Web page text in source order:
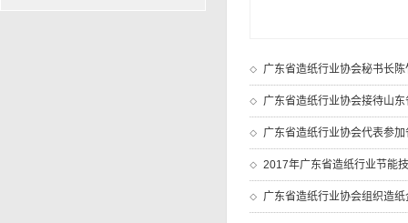
广东省造纸行业协会秘书长
广东省造纸行业协会接待山
广东省造纸行业协会代表参
2017年广东省造纸行业节能
广东省造纸行业协会组织造纸